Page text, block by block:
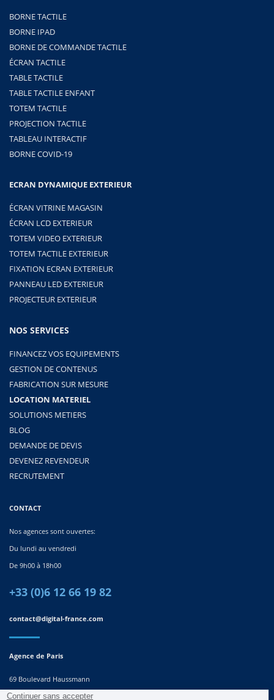
BORNE TACTILE
BORNE IPAD
BORNE DE COMMANDE TACTILE
ÉCRAN TACTILE
TABLE TACTILE
TABLE TACTILE ENFANT
TOTEM TACTILE
PROJECTION TACTILE
TABLEAU INTERACTIF
BORNE COVID-19
ECRAN DYNAMIQUE EXTERIEUR
ÉCRAN VITRINE MAGASIN
ÉCRAN LCD EXTERIEUR
TOTEM VIDEO EXTERIEUR
TOTEM TACTILE EXTERIEUR
FIXATION ECRAN EXTERIEUR
PANNEAU LED EXTERIEUR
PROJECTEUR EXTERIEUR
NOS SERVICES
FINANCEZ VOS EQUIPEMENTS
GESTION DE CONTENUS
FABRICATION SUR MESURE
LOCATION MATERIEL
SOLUTIONS METIERS
BLOG
DEMANDE DE DEVIS
DEVENEZ REVENDEUR
RECRUTEMENT
CONTACT
Nos agences sont ouvertes:
Du lundi au vendredi
De 9h00 à 18h00
+33 (0)6 12 66 19 82
contact@digital-france.com
Agence de Paris
69 Boulevard Haussmann
75008, Paris